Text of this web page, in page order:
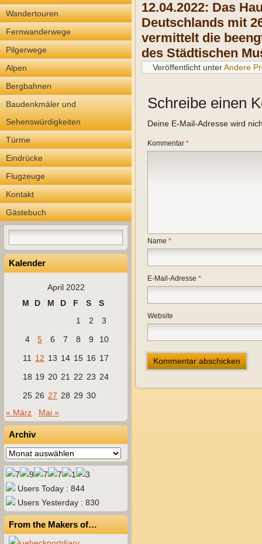
Wandertouren
Fernwanderwege
Pilgerwege
Alpen
Bergbahnen
Baudenkmäler und
Sehenswürdigkeiten
Türme
Eindrücke
Flugzeuge
Kontakt
Gästebuch
Kalender
April 2022
M
D M D F S
S
1
2
3
4
5 6 7 8 9
10
11
12 13 14 15 16 17
18 19 20 21 22 23 24
25 26 27 28 29 30
« März
Mai »
Archiv
Archiv
Users Today : 844
Users Yesterday : 830
From the Makers of…
12.04.2022: Das
Deutschlands mit
vermittelt die
des Städtischen
Veröffentlicht unterAndere
Schreibe einen
Deine E-Mail-Adresse wird
Kommentar *
Name *
E-Mail-Adresse *
Website